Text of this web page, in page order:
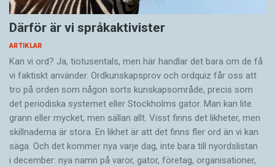
Därför är vi språkaktivister
ARTIKLAR
Kan vi ord? Ja, tiotusentals, men här handlar det bara om de få
vi faktiskt använder. Ordkunskapsprov och ordquiz får oss att
tro på orden som någon sorts kunskapsområde, precis som
det periodiska systemet eller Stockholms gator. Man kan lite
grann eller mycket, men sällan allt. Visst finns det likheter, men
skillnaderna är stora. En likhet är att det finns fler ord än vi kan
säga. Och det kommer nya varje dag, inte bara till nyordslistan
i december: nya namn på varor, gator, företag, organisationer,